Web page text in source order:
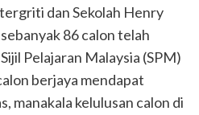
dan Sekolah Henry
86 calon telah
Pelajaran Malaysia (SPM)
berjaya mendapat
manakala kelulusan calon di